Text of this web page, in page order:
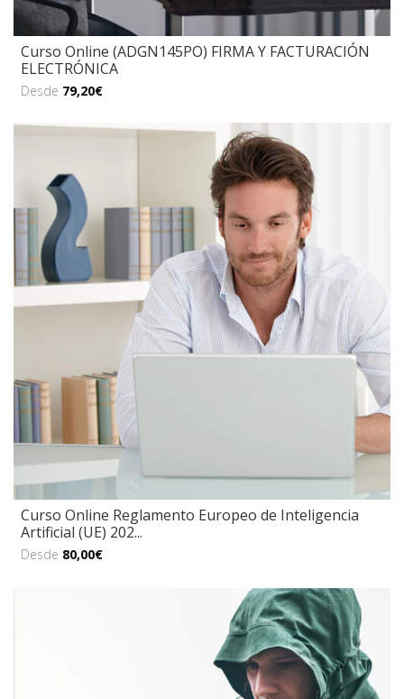
Curso Online (ADGN145PO) FIRMA Y FACTURACIÓN
ELECTRÓNICA
Desde 79,20€
Curso Online Reglamento Europeo de Inteligencia
Artificial (UE) 202...
Desde 80,00€